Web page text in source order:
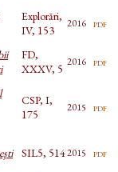
Explorări,
IV, 153
2016 pdf
FD,
XXXV, 5 2016 pdf
CSP, I,
175
2015 pdf
SIL5, 5142015 pdf